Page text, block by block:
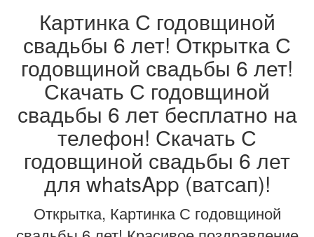
Картинка С годовщиной
свадьбы 6 лет! Открытка С
годовщиной свадьбы 6 лет!
Скачать С годовщиной
свадьбы 6 лет бесплатно на
телефон! Скачать С
годовщиной свадьбы 6 лет
для whatsApp (ватсап)!
Открытка, Картинка С годовщиной